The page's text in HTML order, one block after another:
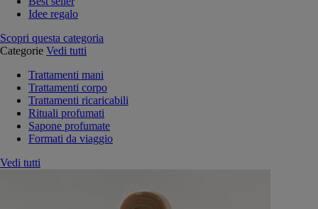
Idee regalo
Scopri questa categoria
Categorie Vedi tutti
Trattamenti mani
Trattamenti corpo
Trattamenti ricaricabili
Rituali profumati
Sapone profumate
Formati da viaggio
Vedi tutti